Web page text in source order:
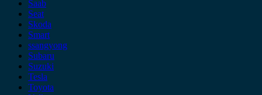
Saab
Seat
Skoda
Smart
ssangyong
Subaru
Suzuki
Tesla
Toyota